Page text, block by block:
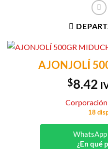
AJONJOLÍ
$8.42
18
¿En qué